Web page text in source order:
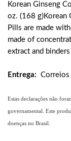
Korean Ginseng
oz. (168 g)Korean
Pills are made
made of
extract and
Entrega: Correios
Estas declarações não
governamental. Este
doenças no Brasil.